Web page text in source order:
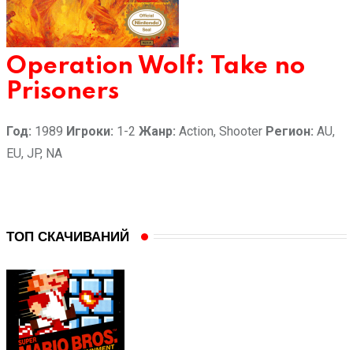
Operation Wolf: Take no
Prisoners
Год: 1989 Игроки: 1-2 Жанр: Action, Shooter Регион: AU,
EU, JP, NA
ТОП СКАЧИВАНИЙ